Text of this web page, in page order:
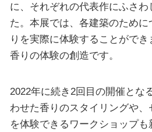
に、それぞれの代表作にふさ
た。本展では、各建築のため
りを実際に体験することがで
香りの体験の創造です。
2022年に続き2回目の開催とな
わせた香りのスタイリングや
を体験できるワークショップも